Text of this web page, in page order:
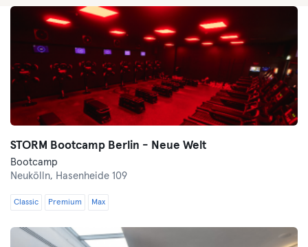
STORM Bootcamp Berlin - Neue Welt
Bootcamp
Neukölln, Hasenheide 109
Classic Premium Max